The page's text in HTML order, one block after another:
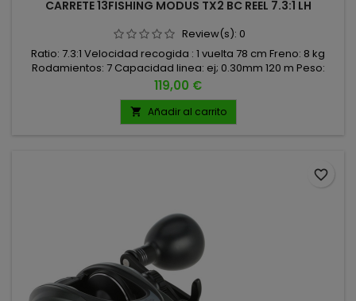
CARRETE 13FISHING MODUS TX2 BC REEL 7.3:1 LH
Review(s): 0
Ratio: 7.3:1 Velocidad recogida : 1 vuelta 78 cm Freno: 8 kg
Rodamientos: 7 Capacidad linea: ej; 0.30mm 120 m Peso:
203gr
Precio
119,00 €
 Añadir al carrito
favorite_border